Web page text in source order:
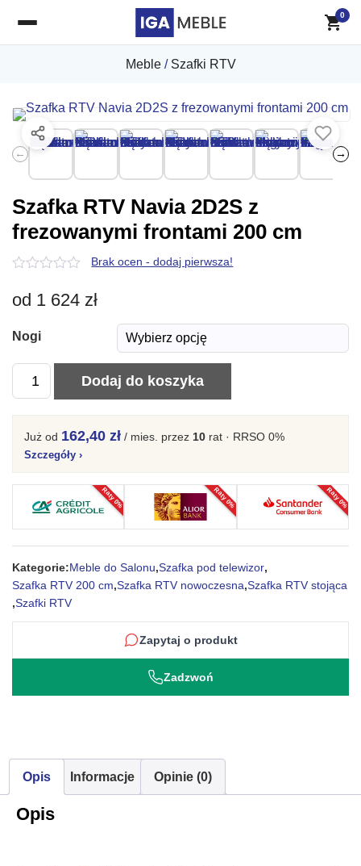
Meble/ Szafki RTV
← →
Szafka RTV Navia 2D2S z
frezowanymi frontami 200 cm
z
5
Brak ocen - dodaj pierwsza!
od 1 624 zł
Nogi
ilość
Szafka
Navia
2D2S
z
frezowanymi
frontami
200
cm
Dodaj do koszyka
Już od 162,40 zł / mies. przez 10 rat · RRSO 0%
Szczegóły ›
Raty 0% Raty 0% Raty 0%
Kategorie:Meble do Salonu,Szafka pod telewizor,
Szafka RTV 200 cm,Szafka RTV nowoczesna,Szafka RTV stojąca
,Szafki RTV
Zapytaj o produkt
Zadzwoń
Opis Informacje Opinie (0)
Opis
0